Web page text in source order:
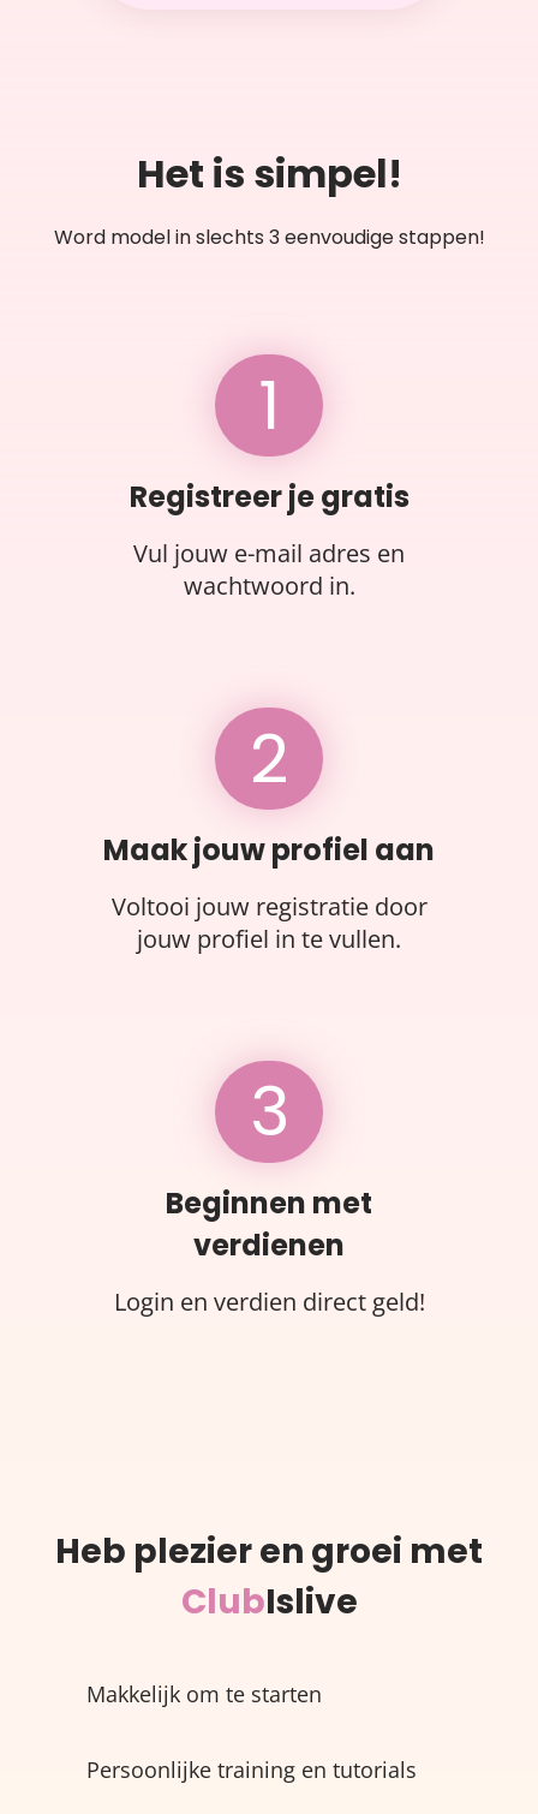
Het is simpel!
Word model in slechts 3 eenvoudige stappen!
1
Registreer je gratis
Vul jouw e-mail adres en
wachtwoord in.
2
Maak jouw profiel aan
Voltooi jouw registratie door
jouw profiel in te vullen.
3
Beginnen met
verdienen
Login en verdien direct geld!
Heb plezier en groei met
ClubIslive
Makkelijk om te starten
Persoonlijke training en tutorials